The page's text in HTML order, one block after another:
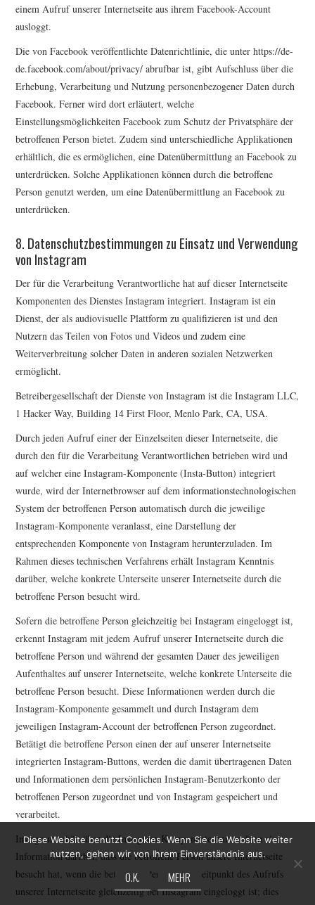
einem Aufruf unserer Internetseite aus ihrem Facebook-Account
ausloggt.
Die von Facebook veröffentlichte Datenrichtlinie, die unter https://de-
de.facebook.com/about/privacy/ abrufbar ist, gibt Aufschluss über die
Erhebung, Verarbeitung und Nutzung personenbezogener Daten durch
Facebook. Ferner wird dort erläutert, welche
Einstellungsmöglichkeiten Facebook zum Schutz der Privatsphäre der
betroffenen Person bietet. Zudem sind unterschiedliche Applikationen
erhältlich, die es ermöglichen, eine Datenübermittlung an Facebook zu
unterdrücken. Solche Applikationen können durch die betroffene
Person genutzt werden, um eine Datenübermittlung an Facebook zu
unterdrücken.
8. Datenschutzbestimmungen zu Einsatz und Verwendung
von Instagram
Der für die Verarbeitung Verantwortliche hat auf dieser Internetseite
Komponenten des Dienstes Instagram integriert. Instagram ist ein
Dienst, der als audiovisuelle Plattform zu qualifizieren ist und den
Nutzern das Teilen von Fotos und Videos und zudem eine
Weiterverbreitung solcher Daten in anderen sozialen Netzwerken
ermöglicht.
Betreibergesellschaft der Dienste von Instagram ist die Instagram LLC,
1 Hacker Way, Building 14 First Floor, Menlo Park, CA, USA.
Durch jeden Aufruf einer der Einzelseiten dieser Internetseite, die
durch den für die Verarbeitung Verantwortlichen betrieben wird und
auf welcher eine Instagram-Komponente (Insta-Button) integriert
wurde, wird der Internetbrowser auf dem informationstechnologischen
System der betroffenen Person automatisch durch die jeweilige
Instagram-Komponente veranlasst, eine Darstellung der
entsprechenden Komponente von Instagram herunterzuladen. Im
Rahmen dieses technischen Verfahrens erhält Instagram Kenntnis
darüber, welche konkrete Unterseite unserer Internetseite durch die
betroffene Person besucht wird.
Sofern die betroffene Person gleichzeitig bei Instagram eingeloggt ist,
erkennt Instagram mit jedem Aufruf unserer Internetseite durch die
betroffene Person und während der gesamten Dauer des jeweiligen
Aufenthaltes auf unserer Internetseite, welche konkrete Unterseite die
betroffene Person besucht. Diese Informationen werden durch die
Instagram-Komponente gesammelt und durch Instagram dem
jeweiligen Instagram-Account der betroffenen Person zugeordnet.
Betätigt die betroffene Person einen der auf unserer Internetseite
integrierten Instagram-Buttons, werden die damit übertragenen Daten
und Informationen dem persönlichen Instagram-Benutzerkonto der
betroffenen Person zugeordnet und von Instagram gespeichert und
verarbeitet.
Instagram erhält über die Instagram-Komponente immer dann eine
Information darüber, dass die betroffene Person unsere Internetseite
besucht hat, wenn die betroffene Person zum Zeitpunkt des Aufrufs
unserer Internetseite gleichzeitig bei Instagram eingeloggt ist; dies
Diese Website benutzt Cookies. Wenn Sie die Website weiter
nutzen, gehen wir von Ihrem Einverständnis aus.
O.K. MEHR